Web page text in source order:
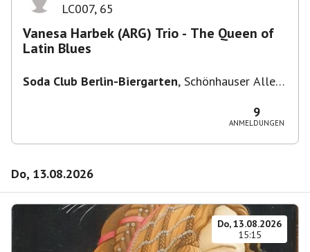
LC007, 65
Vanesa Harbek (ARG) Trio - The Queen of
Latin Blues
Soda Club Berlin-Biergarten, Schönhauser Allee
9
ANMELDUNGEN
Do, 13.08.2026
Do, 13.08.2026
15:15